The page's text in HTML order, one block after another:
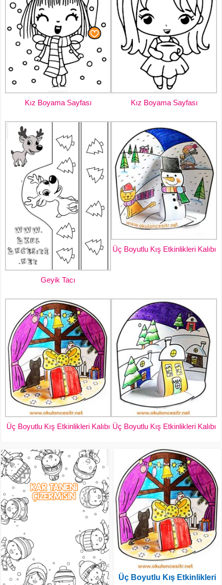
Kız Boyama Sayfası Kız Boyama Sayfası
Geyik Tacı
Üç Boyutlu Kış Etkinlikleri Kalıbı
Üç Boyutlu Kış Etkinlikleri Kalıbı Üç Boyutlu Kış Etkinlikleri Kalıbı
Üç Boyutlu Kış Etkinlikleri